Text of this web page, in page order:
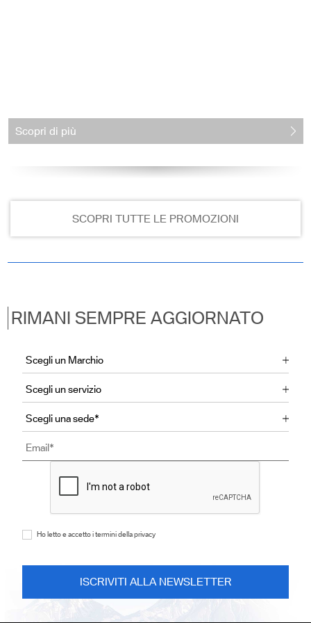
Scopri di più
SCOPRI TUTTE LE PROMOZIONI
RIMANI SEMPRE AGGIORNATO
Ho letto e accetto i termini della privacy